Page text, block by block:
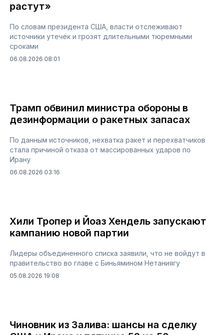
растут»
По словам президента США, власти отслеживают
источники утечек и грозят длительными тюремными
сроками
06.08.2026 08:01
Трамп обвинил министра обороны в
дезинформации о ракетных запасах
По данным источников, нехватка ракет и перехватчиков
стала причиной отказа от массированных ударов по
Ирану
06.08.2026 03:16
Хили Тропер и Йоаз Хендель запускают
кампанию новой партии
Лидеры объединенного списка заявили, что не войдут в
правительство во главе с Биньямином Нетаниягу
05.08.2026 19:08
Чиновник из Залива: шансы на сделку